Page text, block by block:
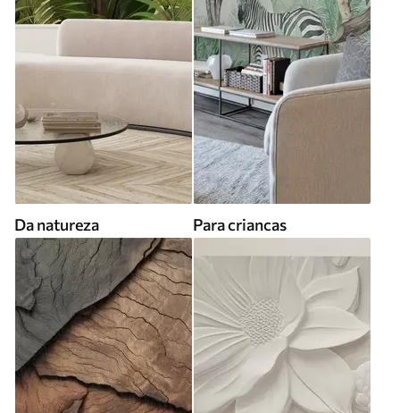
Da natureza Para criancas